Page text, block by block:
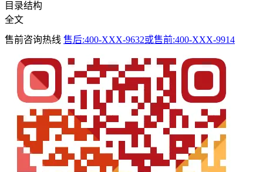
目录结构
全文
售前咨询热线 售后:400-XXX-9632或售前:400-XXX-9914